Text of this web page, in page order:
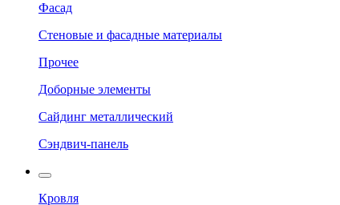
Фасад
Стеновые и фасадные материалы
Прочее
Доборные элементы
Сайдинг металлический
Сэндвич-панель
Кровля